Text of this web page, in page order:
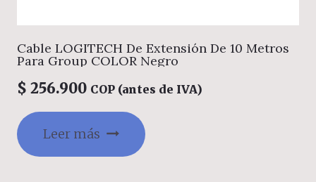
Cable LOGITECH De Extensión De 10 Metros
Para Group COLOR Negro
$ 256.900 COP (antes de IVA)
Leer más